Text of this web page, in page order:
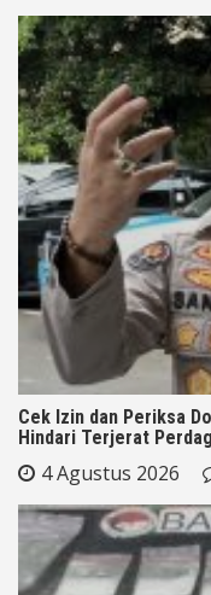
Cek Izin dan Periksa
Hindari Terjerat
4 Agustus 2026